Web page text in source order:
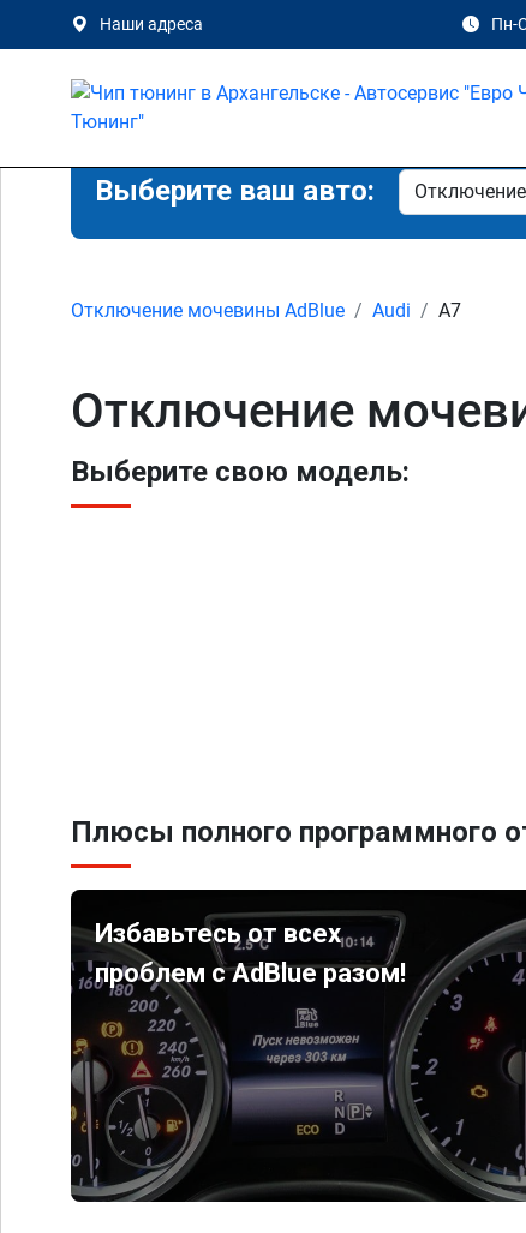
Наши адреса Пн-
Выберите ваш авто:
Отключение мочевины AdBlue Audi A7
Отключение
Выберите свою модель:
Плюсы полного программного
Избавьтесь от всех
проблем с AdBlue разом!